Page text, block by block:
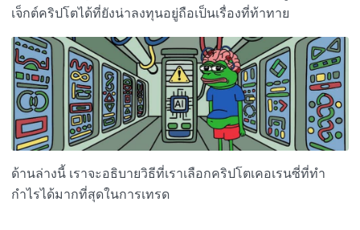
เจ็กต์คริปโตได้ที่ยังน่าลงทุนอยู่ถือเป็นเรื่องที่ท้าทาย
ด้านล่างนี้ เราจะอธิบายวิธีที่เราเลือกคริปโตเคอเรนซี่ที่ทำ
กำไรได้มากที่สุดในการเทรด